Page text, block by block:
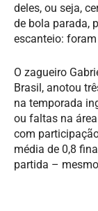
deles, ou seja,
de bola parada,
escanteio:
O zagueiro
Brasil, anotou
na temporada
ou faltas na
com
média de 0,8
partida –